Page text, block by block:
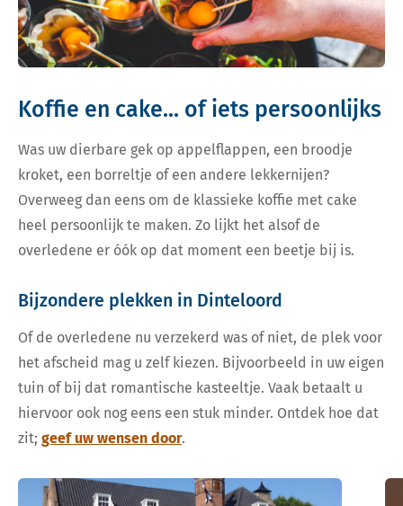
Koffie en cake... of iets persoonlijks
Was uw dierbare gek op appelflappen, een broodje
kroket, een borreltje of een andere lekkernijen?
Overweeg dan eens om de klassieke koffie met cake
heel persoonlijk te maken. Zo lijkt het alsof de
overledene er óók op dat moment een beetje bij is.
Bijzondere plekken in Dinteloord
Of de overledene nu verzekerd was of niet, de plek voor
het afscheid mag u zelf kiezen. Bijvoorbeeld in uw eigen
tuin of bij dat romantische kasteeltje. Vaak betaalt u
hiervoor ook nog eens een stuk minder. Ontdek hoe dat
zit; geef uw wensen door.